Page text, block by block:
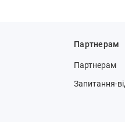
Партнерам
Партнерам
Запитання-